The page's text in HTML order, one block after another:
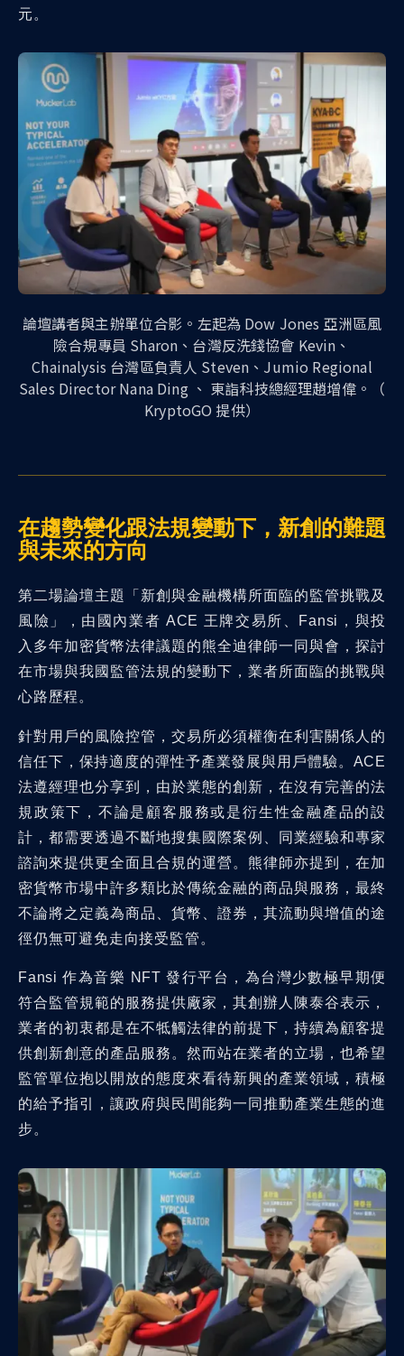
元。
論壇講者與主辦單位合影。左起為 Dow Jones 亞洲區風
險合規專員 Sharon、台灣反洗錢協會 Kevin、
Chainalysis 台灣區負責人 Steven、Jumio Regional
Sales Director Nana Ding 、 東詣科技總經理趙增偉。（
KryptoGO 提供）
在趨勢變化跟法規變動下，新創的難題
與未來的方向
第二場論壇主題「新創與金融機構所面臨的監管挑戰及
風險」，由國內業者 ACE 王牌交易所、Fansi，與投
入多年加密貨幣法律議題的熊全迪律師一同與會，探討
在市場與我國監管法規的變動下，業者所面臨的挑戰與
心路歷程。
針對用戶的風險控管，交易所必須權衡在利害關係人的
信任下，保持適度的彈性予產業發展與用戶體驗。ACE
法遵經理也分享到，由於業態的創新，在沒有完善的法
規政策下，不論是顧客服務或是衍生性金融產品的設
計，都需要透過不斷地搜集國際案例、同業經驗和專家
諮詢來提供更全面且合規的運營。熊律師亦提到，在加
密貨幣市場中許多類比於傳統金融的商品與服務，最終
不論將之定義為商品、貨幣、證券，其流動與增值的途
徑仍無可避免走向接受監管。
Fansi 作為音樂 NFT 發行平台，為台灣少數極早期便
符合監管規範的服務提供廠家，其創辦人陳泰谷表示，
業者的初衷都是在不牴觸法律的前提下，持續為顧客提
供創新創意的產品服務。然而站在業者的立場，也希望
監管單位抱以開放的態度來看待新興的產業領域，積極
的給予指引，讓政府與民間能夠一同推動產業生態的進
步。